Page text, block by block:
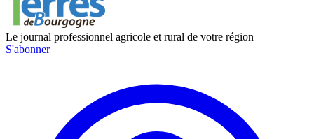
Le journal professionnel agricole et rural de votre région
S'abonner